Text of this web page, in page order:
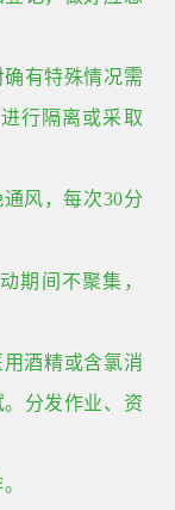
有特殊情况需
行隔离或采取
风，每次30分
期间不聚集，
酒精或含氯消
。分发作业、资